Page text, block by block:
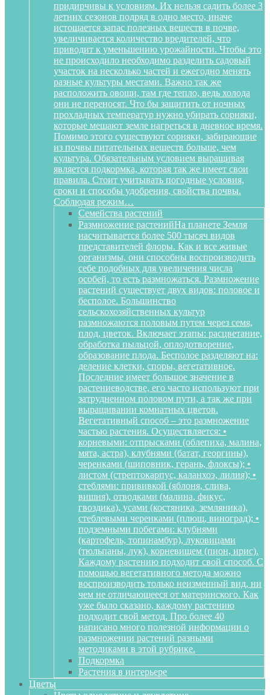
придирчивы к условиям. Их нельзя садить более 3
летних сезонов подряд в одно место, иначе
истощается запас полезных веществ в почве,
увеличивается количество вредителей, что
приводит к уменьшению урожайности. Чтобы это
не происходило необходимо разделить садовый
участок на несколько частей и ежегодно менять
разные культуры местами. Важно так же
расположить овощи, там где тепло, ведь холода
они не переносят. Что бы защитить от ночных
прохладных температур нужно убирать сорняки,
которые мешают земле нагреться в дневное время.
Помимо этого существуют сорняки, забирающие
из почвы питательных веществ больше, чем
культура. Обязательным условием выращивая
является подкормка, которая так же имеет свои
правила. Стоит учитывать погодные условия,
сроки и способы удобрения, свойства почвы.
Соблюдая режим…
Семейства растений
Размножение растенийНа планете Земля
насчитывается более 500 тысяч видов
представителей флоры. Как и все живые
организмы, они способны воспроизводить
себе подобных для увеличения числа
особей, то есть размножаться. Размножение
растений существует двух видов: половое и
бесполое. Большинство
сельскохозяйственных культур
размножаются половым путем через семя,
плод, цветок. Включает этапы: расцветание,
обработка пыльцой, оплодотворение,
образование плода. Бесполое разделяют на:
деление клетки, споры, вегетативное.
Последние имеет большое значение в
растениеводстве, его часто используют при
затрудненном половом пути, а так же при
выращивании комнатных цветов.
Вегетативный способ – это размножение
частью растения. Осуществляется: •
корневыми: отпрысками (облепиха, малина,
мята, астра), клубнями (батат, георгины),
черенками (шиповник, герань, флоксы); •
листом (стрептокарпус, каланхоэ, лилия); •
стеблями: прививкой (яблоня, слива,
вишня), отводками (малина, фикус,
гвоздика), усами (костяника, земляника),
стеблевыми черенками (плющ, виноград); •
подземными побегами: клубнями
(картофель, топинамбур), луковицами
(тюльпаны, лук), корневищем (пион, ирис).
Каждому растению подходит свой способ. С
помощью вегетативного метода можно
воспроизводить только неизменный вид, ни
чем не отличающееся от материнского. Как
уже было сказано, каждому растению
подходит свой метод. Про более 40
написано много полезной информации о
размножении растений разными
методиками в этой рубрике.
Подкормка
Растения в интерьере
Цветы